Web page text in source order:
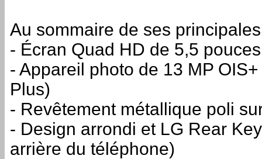
Au sommaire de ses
- Écran Quad HD de 5,5
- Appareil photo de 13 MP
Plus)
- Revêtement métallique poli
- Design arrondi et LG Rear
arrière du téléphone)